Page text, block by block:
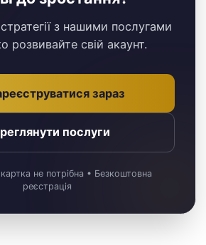
з нашими послугами
розвивайте свій акаунт.
зараз
послуги
не потрібна • Безкоштовна
реєстрація